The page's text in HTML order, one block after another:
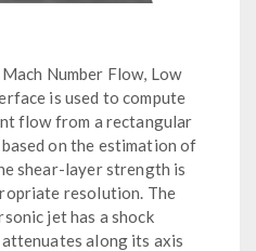
Number Flow, Low
is used to compute
flow from a rectangular
on the estimation of
shear-layer strength is
resolution. The
jet has a shock
along its axis